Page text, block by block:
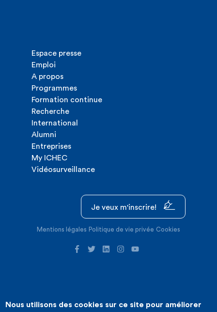
Espace presse
Emploi
A propos
Programmes
Formation continue
Recherche
International
Alumni
Entreprises
My ICHEC
Vidéosurveillance
Je veux m'inscrire!
Mentions légales Politique de vie privée Cookies
©2026 ICHEC |Création de site internet : Expansion
Nous utilisons des cookies sur ce site pour améliorer